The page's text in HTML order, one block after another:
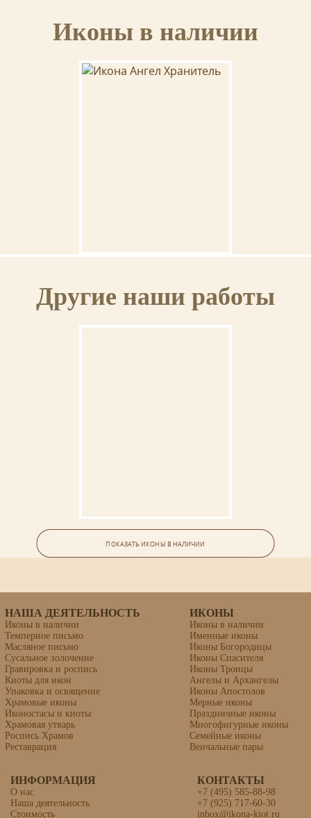
СЕРТИФИКАТ
ГАРАНТИЯ
Иконы в наличии
Другие наши работы
Нина Грузинская и БМ
Владимирская (складень)
Семейная икона (5 фигур)
ПОКАЗАТЬ ИКОНЫ В НАЛИЧИИ
НАША ДЕЯТЕЛЬНОСТЬ
Иконы в наличии
Темперное письмо
Масляное письмо
Сусальное золочение
Гравировка и роспись
Киоты для икон
Упаковка и освящение
Храмовые иконы
Иконостасы и киоты
Храмовая утварь
Роспись Храмов
Реставрация
ИКОНЫ
Иконы в наличии
Именные иконы
Иконы Богородицы
Иконы Спасителя
Иконы Троицы
Ангелы и Архангелы
Иконы Апостолов
Мерные иконы
Праздничные иконы
Многофигурные иконы
Семейные иконы
Венчальные пары
ИНФОРМАЦИЯ
О нас
Наша деятельность
Стоимость
КОНТАКТЫ
+7 (495) 585-88-98
+7 (925) 717-60-30
inbox@ikona-kiot.ru